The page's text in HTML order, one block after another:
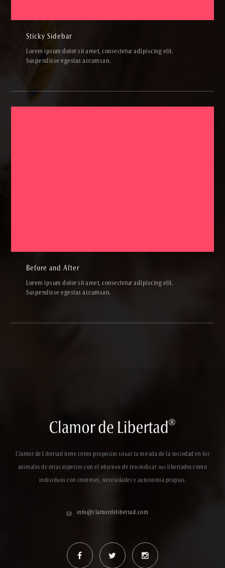
Sticky Sidebar
Lorem ipsum dolor sit amet, consectetur adipiscing elit.
Suspendisse egestas accumsan.
Before and After
Lorem ipsum dolor sit amet, consectetur adipiscing elit.
Suspendisse egestas accumsan.
Clamor de Libertad tiene como propósito situar la mirada de la sociedad en los
animales de otras especies con el objetivo de reivindicar sus libertades como
individuos con intereses, necesidades y autonomía propias.
info@clamordelibertad.com